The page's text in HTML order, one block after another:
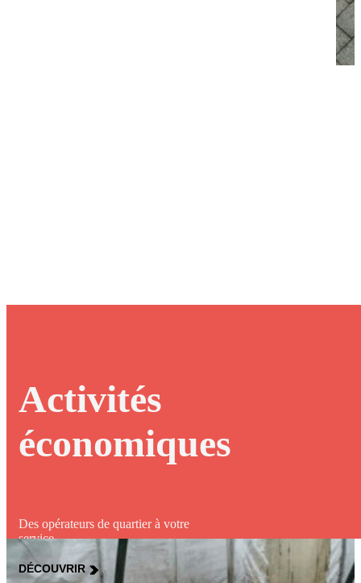
Activités
économiques
Des opérateurs de quartier à votre
service
DÉCOUVRIR